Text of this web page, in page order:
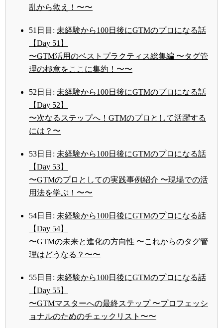
乱から救え！〜〜
51日目: 未経験から100日後にGTMのプロになる話
【Day 51】
〜GTM活用のベストプラクティス総集編 〜タグ管
理の極意をここに集約！〜〜
52日目: 未経験から100日後にGTMのプロになる話
【Day 52】
〜次なるステップへ！GTMのプロとして活躍する
には？〜
53日目: 未経験から100日後にGTMのプロになる話
【Day 53】
〜GTMのプロとしての実践事例紹介 〜現場での活
用法を学ぶ！〜〜
54日目: 未経験から100日後にGTMのプロになる話
【Day 54】
〜GTMの未来と進化の方向性 〜これからのタグ管
理はどうなる？〜〜
55日目: 未経験から100日後にGTMのプロになる話
【Day 55】
〜GTMマスターへの最終ステップ 〜プロフェッシ
ョナルのためのチェックリスト〜〜